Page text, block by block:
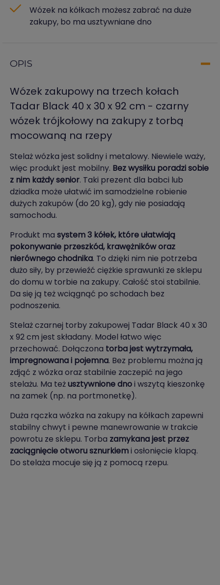
Wózek na kółkach możesz zabrać na duże
zakupy, bo ma usztywniane dno
OPIS
Wózek zakupowy na trzech kołach
Tadar Black 40 x 30 x 92 cm - czarny
wózek trójkołowy na zakupy z torbą
mocowaną na rzepy
Stelaż wózka jest solidny i metalowy. Niewiele waży,
więc produkt jest mobilny. Bez wysiłku poradzi sobie
z nim każdy senior. Taki prezent dla babci lub
dziadka może ułatwić im samodzielne robienie
dużych zakupów (do 20 kg), gdy nie posiadają
samochodu.
Produkt ma system 3 kółek, które ułatwiają
pokonywanie przeszkód, krawężników oraz
nierównego chodnika. To dzięki nim nie potrzeba
dużo siły, by przewieźć ciężkie sprawunki ze sklepu
do domu w torbie na zakupy. Całość stoi stabilnie.
Da się ją też wciągnąć po schodach bez
podnoszenia.
Stelaż czarnej torby zakupowej Tadar Black 40 x 30
x 92 cm jest składany. Model łatwo więc
przechować. Dołączona torba jest wytrzymała,
impregnowana i pojemna. Bez problemu można ją
zdjąć z wózka oraz stabilnie zaczepić na jego
stelażu. Ma teżusztywnione dnoi wszytą kieszonkę
na zamek (np. na portmonetkę).
Duża rączka wózka na zakupy na kółkach zapewni
stabilny chwyt i pewne manewrowanie w trakcie
powrotu ze sklepu. Torba zamykana jest przez
zaciągnięcie otworu sznurkiemi osłonięcie klapą.
Do stelaża mocuje się ją z pomocą rzepu.